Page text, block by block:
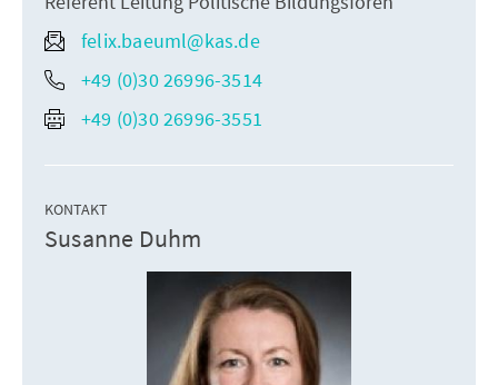
felix.baeuml@kas.de
+49 (0)30 26996-3514
+49 (0)30 26996-3551
KONTAKT
Susanne Duhm